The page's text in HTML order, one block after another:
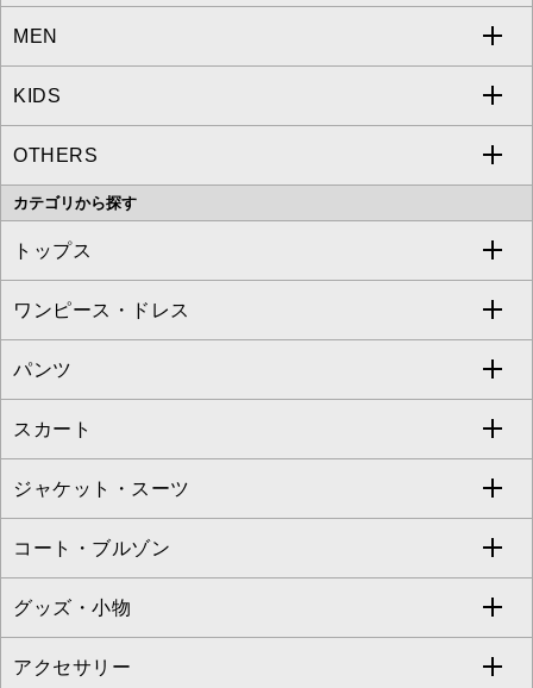
a.v.v
MICHEL KLEIN
MK MICHEL KLEIN
OFUON le MK
MEN
a.v.v
MICHEL KLEIN HOMME
MK MICHEL KLEIN HOMME
KIDS
a.v.v
OTHERS
MK MICHEL KLEIN BAG
カテゴリから探す
トップス
すべてのトップス
カットソー・Tシャツ
ブラウス・シャツ
ニット・セーター
カーディガン
アンサンブルセット
ベスト・ジレ
ワンピース・ドレス
すべてのワンピース・ドレス
ワンピース
ドレス
チュニック
ジャンパースカート
その他のワンピース・ドレス
パンツ
すべてのパンツ
フルレングスパンツ
クロップド・半端丈パンツ
ガウチョ・ワイドパンツ
ハーフ・ショート丈パンツ
スカート
すべてのスカート
ロング・マキシ丈スカート
ひざ丈スカート
ミモレ丈スカート
ジャケット・スーツ
すべてのジャケット・スーツ
テーラードジャケット
ノーカラージャケット
コート・ブルゾン
すべてのコート・ブルゾン
トレンチコート
グッズ・小物
すべてのグッズ・小物
アクセサリー